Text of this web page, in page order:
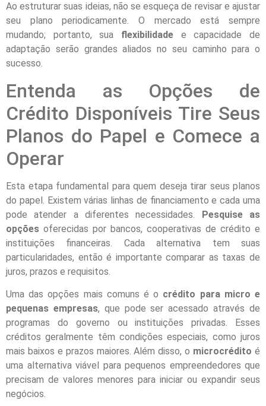
Ao estruturar suas ideias, não se esqueça de revisar e ajustar
seu plano periodicamente. O mercado está sempre
mudando; portanto, sua flexibilidade e capacidade de
adaptação serão grandes aliados no seu caminho para o
sucesso.
Entenda as Opções de
Crédito Disponíveis Tire Seus
Planos do Papel e Comece a
Operar
Esta etapa fundamental para quem deseja tirar seus planos
do papel. Existem várias linhas de financiamento e cada uma
pode atender a diferentes necessidades. Pesquise as
opções oferecidas por bancos, cooperativas de crédito e
instituições financeiras. Cada alternativa tem suas
particularidades, então é importante comparar as taxas de
juros, prazos e requisitos.
Uma das opções mais comuns é o crédito para micro e
pequenas empresas, que pode ser acessado através de
programas do governo ou instituições privadas. Esses
créditos geralmente têm condições especiais, como juros
mais baixos e prazos maiores. Além disso, o microcrédito é
uma alternativa viável para pequenos empreendedores que
precisam de valores menores para iniciar ou expandir seus
negócios.